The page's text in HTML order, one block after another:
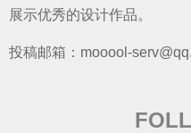
展示优秀的设计作品。
投稿邮箱：mooool-